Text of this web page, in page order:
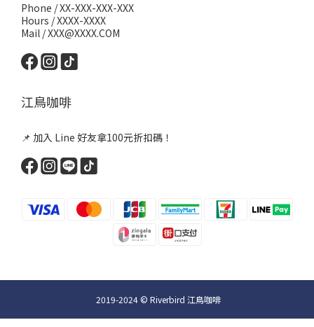
Phone / XX-XXX-XXX-XXX
Hours / XXXX-XXXX
Mail / XXX@XXXX.COM
江鳥咖啡
📌 加入 Line 好友拿100元折扣碼！
2019-2024 © Riverbird 江鳥咖啡